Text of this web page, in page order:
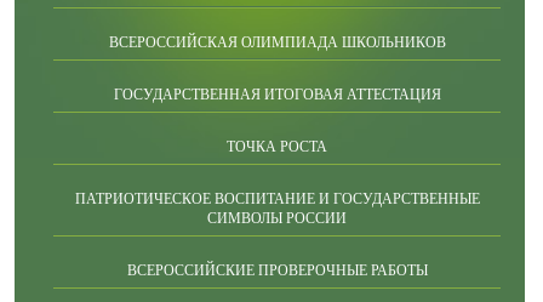
ВСЕРОССИЙСКАЯ ОЛИМПИАДА ШКОЛЬНИКОВ
ГОСУДАРСТВЕННАЯ ИТОГОВАЯ АТТЕСТАЦИЯ
ТОЧКА РОСТА
ПАТРИОТИЧЕСКОЕ ВОСПИТАНИЕ И ГОСУДАРСТВЕННЫЕ
СИМВОЛЫ РОССИИ
ВСЕРОССИЙСКИЕ ПРОВЕРОЧНЫЕ РАБОТЫ